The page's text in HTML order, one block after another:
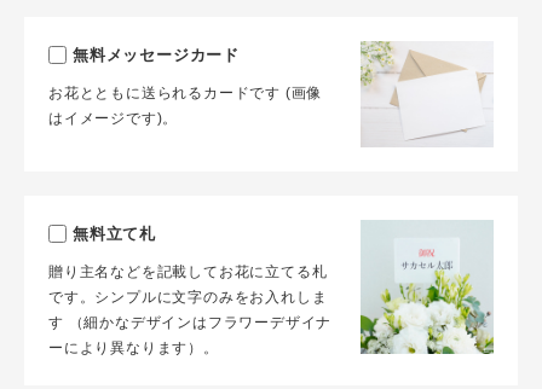
無料メッセージカード
お花とともに送られるカードです (画像
はイメージです)。
無料立て札
贈り主名などを記載してお花に立てる札
です。シンプルに文字のみをお入れしま
す （細かなデザインはフラワーデザイナ
ーにより異なります）。